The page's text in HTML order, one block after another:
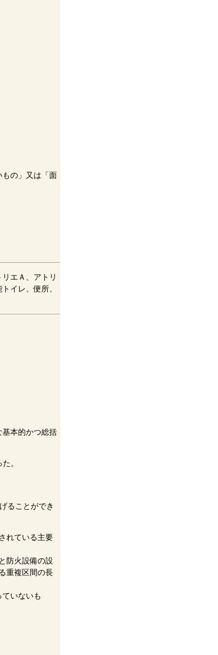
の」又は「面
エＡ、アトリ
イレ、便所、
本的かつ総括
。
ることができ
れている主要
防火設備の設
重複区間の長
いないも